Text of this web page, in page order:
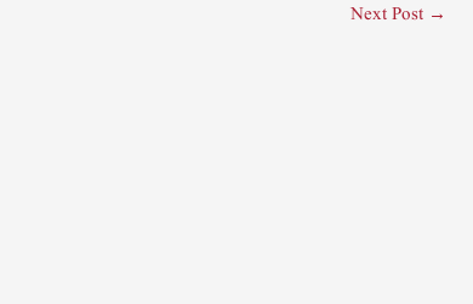
Next Post →